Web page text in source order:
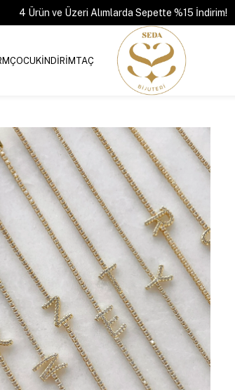
4 Ürün ve Üzeri Alımlarda Sepette %15 İndirim!
ÇOCUKİNDİRİMTAÇ